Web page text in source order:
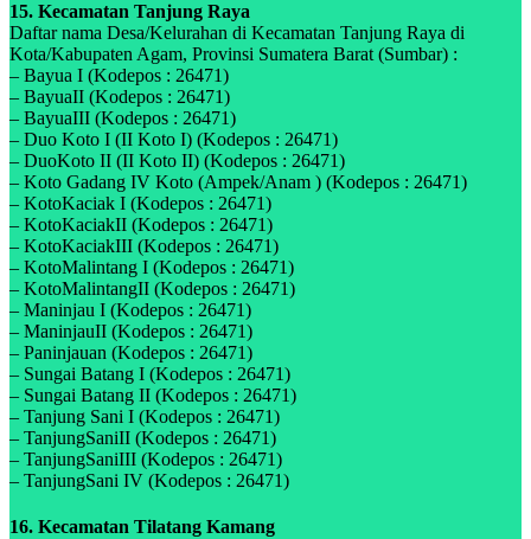
15. Kecamatan Tanjung Raya
Daftar nama Desa/Kelurahan di Kecamatan Tanjung Raya di
Kota/Kabupaten Agam, Provinsi Sumatera Barat (Sumbar) :
– Bayua I (Kodepos : 26471)
– BayuaII (Kodepos : 26471)
– BayuaIII (Kodepos : 26471)
– Duo Koto I (II Koto I) (Kodepos : 26471)
– DuoKoto II (II Koto II) (Kodepos : 26471)
– Koto Gadang IV Koto (Ampek/Anam ) (Kodepos : 26471)
– KotoKaciak I (Kodepos : 26471)
– KotoKaciakII (Kodepos : 26471)
– KotoKaciakIII (Kodepos : 26471)
– KotoMalintang I (Kodepos : 26471)
– KotoMalintangII (Kodepos : 26471)
– Maninjau I (Kodepos : 26471)
– ManinjauII (Kodepos : 26471)
– Paninjauan (Kodepos : 26471)
– Sungai Batang I (Kodepos : 26471)
– Sungai Batang II (Kodepos : 26471)
– Tanjung Sani I (Kodepos : 26471)
– TanjungSaniII (Kodepos : 26471)
– TanjungSaniIII (Kodepos : 26471)
– TanjungSani IV (Kodepos : 26471)
16. Kecamatan Tilatang Kamang